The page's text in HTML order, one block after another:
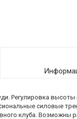
Регулировка высоты
силовые
клуба. Возможны